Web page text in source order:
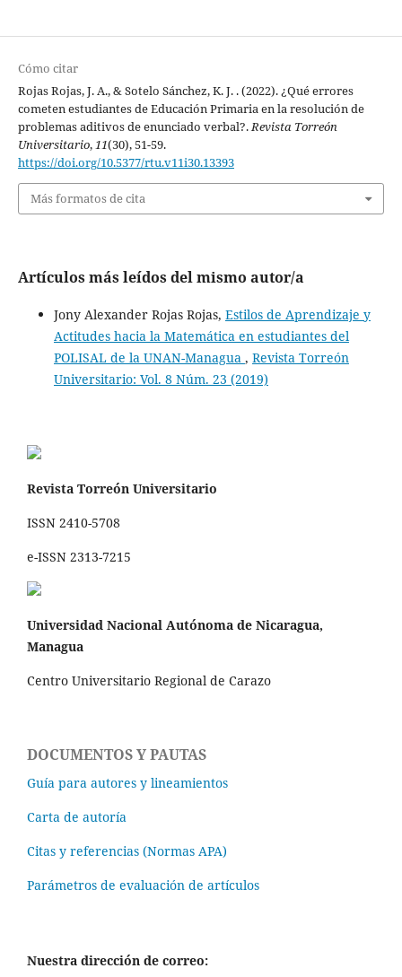
Cómo citar
Rojas Rojas, J. A., & Sotelo Sánchez, K. J. . (2022). ¿Qué errores
cometen estudiantes de Educación Primaria en la resolución de
problemas aditivos de enunciado verbal?.Revista Torreón
Universitario,11(30), 51-59.
https://doi.org/10.5377/rtu.v11i30.13393
Más formatos de cita
Artículos más leídos del mismo autor/a
Jony Alexander Rojas Rojas, Estilos de Aprendizaje y
Actitudes hacia la Matemática en estudiantes del
POLISAL de la UNAN-Managua , Revista Torreón
Universitario: Vol. 8 Núm. 23 (2019)
Revista Torreón Universitario
ISSN 2410-5708
e-ISSN 2313-7215
Universidad Nacional Autónoma de Nicaragua,
Managua
Centro Universitario Regional de Carazo
DOCUMENTOS Y PAUTAS
Guía para autores y lineamientos
Carta de autoría
Citas y referencias (Normas APA)
Parámetros de evaluación de artículos
Nuestra dirección de correo: